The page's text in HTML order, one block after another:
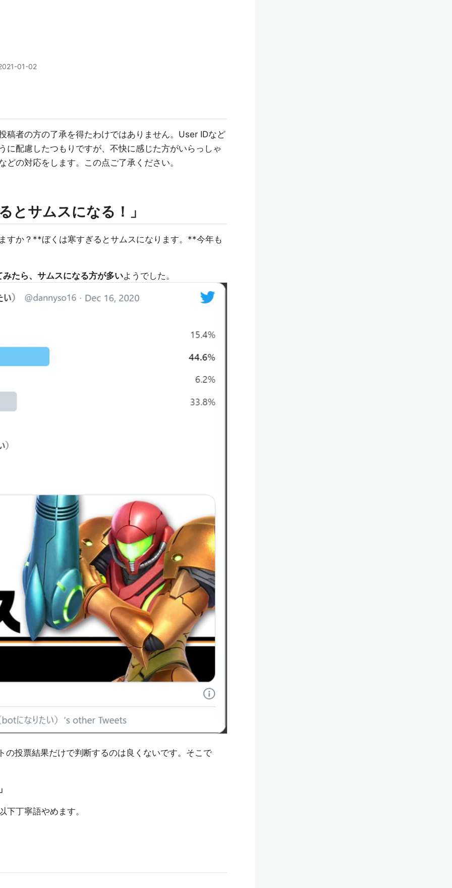
01-02
稿者の方の了承を得たわけではありません。User IDなど
に配慮したつもりですが、不快に感じた方がいらっしゃ
の対応をします。この点ご了承ください。
とサムスになる！」
すか？**ぼくは寒すぎるとサムスになります。**今年も
たら、サムスになる方が多いようでした。
の投票結果だけで判断するのは良くないです。そこで
下丁寧語やめます。